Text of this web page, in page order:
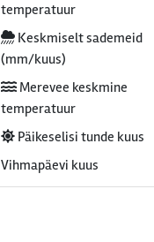
temperatuur
Keskmiselt sademeid
(mm/kuus)
Merevee keskmine
temperatuur
Päikeselisi tunde kuus
Vihmapäevi kuus